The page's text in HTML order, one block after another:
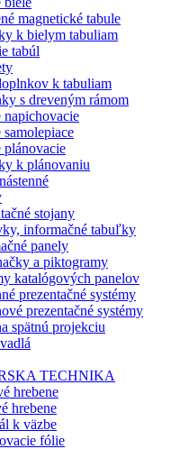
magnetické tabule
k bielym tabuliam
tabúl
k tabuliam
s dreveným rámom
napichovacie
samolepiace
plánovacie
k plánovaniu
stojany
informačné tabuľky
panely
a piktogramy
katalógových panelov
prezentačné systémy
prezentačné systémy
spätnú projekciu
TECHNIKA
hrebene
hrebene
k väzbe
fólie